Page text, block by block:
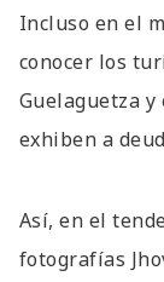
Incluso en el
conocer los
Guelaguetza
exhiben a
Así, en el
fotografías